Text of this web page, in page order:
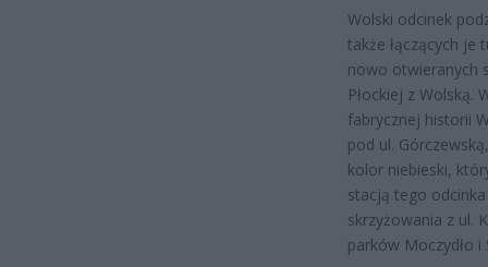
Wolski odcinek
także łączących je
nowo otwieranych
Płockiej z
fabrycznej historii
pod ul.
kolor niebieski,
stacją tego
skrzyżowania z ul.
parków Moczydło i